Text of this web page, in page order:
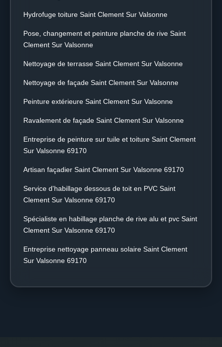
Hydrofuge toiture Saint Clement Sur Valsonne
Pose, changement et peinture planche de rive Saint
Clement Sur Valsonne
Nettoyage de terrasse Saint Clement Sur Valsonne
Nettoyage de façade Saint Clement Sur Valsonne
Peinture extérieure Saint Clement Sur Valsonne
Ravalement de façade Saint Clement Sur Valsonne
Entreprise de peinture sur tuile et toiture Saint Clement
Sur Valsonne 69170
Artisan façadier Saint Clement Sur Valsonne 69170
Service d'habillage dessous de toit en PVC Saint
Clement Sur Valsonne 69170
Spécialiste en habillage planche de rive alu et pvc Saint
Clement Sur Valsonne 69170
Entreprise nettoyage panneau solaire Saint Clement
Sur Valsonne 69170